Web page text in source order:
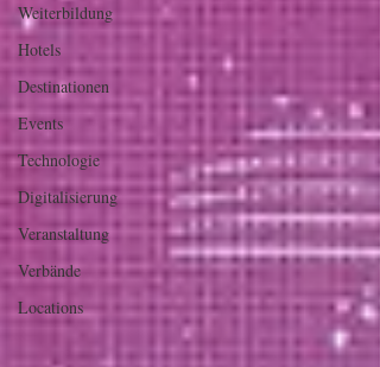
Weiterbildung
Hotels
Destinationen
Events
Technologie
Digitalisierung
Veranstaltung
Verbände
Locations